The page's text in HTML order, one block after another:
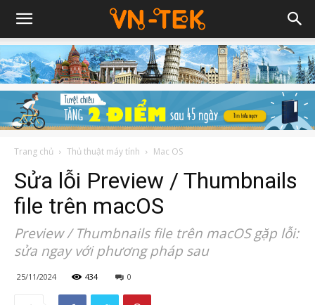
Trang chủ Thủ thuật máy tính Mac OS
Sửa lỗi Preview / Thumbnails
file trên macOS
Preview / Thumbnails file trên macOS gặp lỗi:
sửa ngay với phương pháp sau
25/11/2024 434 0